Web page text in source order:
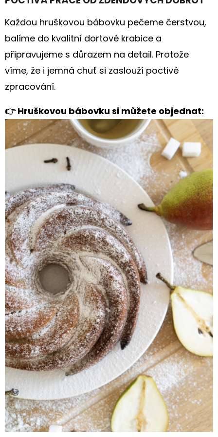
Každou hruškovou bábovku pečeme čerstvou,
balíme do kvalitní dortové krabice a
připravujeme s důrazem na detail. Protože
víme, že i jemná chuť si zaslouží poctivé
zpracování.
👉 Hruškovou bábovku si můžete objednat: